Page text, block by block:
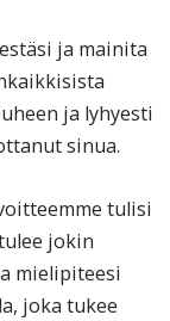
ja mainita
ja lyhyesti
sinua.
tulisi
jokin
mielipiteesi
joka tukee